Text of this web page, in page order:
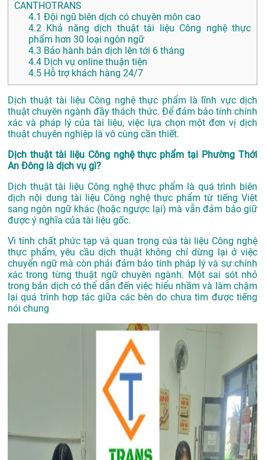
CANTHOTRANS
4.1 Đội ngũ biên dịch có chuyên môn cao
4.2 Khả năng dịch thuật tài liệu Công nghệ thực
phẩm hơn 30 loại ngôn ngữ
4.3 Bảo hành bản dịch lên tới 6 tháng
4.4 Dịch vụ online thuận tiện
4.5 Hỗ trợ khách hàng 24/7
Dịch thuật tài liệu Công nghệ thực phẩm là lĩnh vực dịch
thuật chuyên ngành đầy thách thức. Để đảm bảo tính chính
xác và pháp lý của tài liệu, việc lựa chọn một đơn vị dịch
thuật chuyên nghiệp là vô cùng cần thiết.
Dịch thuật tài liệu Công nghệ thực phẩm tại Phường Thới
An Đông là dịch vụ gì?
Dịch thuật tài liệu Công nghệ thực phẩm là quá trình biên
dịch nội dung tài liệu Công nghệ thực phẩm từ tiếng Việt
sang ngôn ngữ khác (hoặc ngược lại) mà vẫn đảm bảo giữ
được ý nghĩa của tài liệu gốc.
Vì tính chất phức tạp và quan trọng của tài liệu Công nghệ
thực phẩm, yêu cầu dịch thuật không chỉ dừng lại ở việc
chuyển ngữ mà còn phải đảm bảo tính pháp lý và sự chính
xác trong từng thuật ngữ chuyên ngành. Một sai sót nhỏ
trong bản dịch có thể dẫn đến việc hiểu nhầm và làm chậm
lại quá trình hợp tác giữa các bên do chưa tìm được tiếng
nói chung